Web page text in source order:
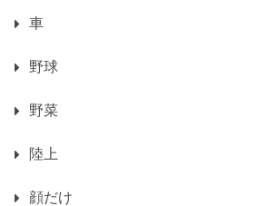
車
野球
野菜
陸上
顔だけ